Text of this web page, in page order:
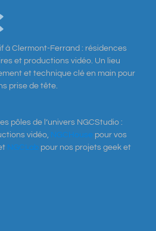
à Clermont-Ferrand : résidences
et productions vidéo. Un lieu
et technique clé en main pour
prise de tête.
pôles de l’univers NGCStudio :
vidéo, NGCHouse pour vos
NGCLab pour nos projets geek et